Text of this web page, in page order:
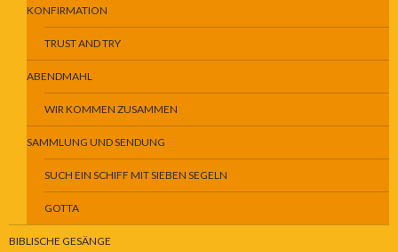
KONFIRMATION
TRUST AND TRY
ABENDMAHL
WIR KOMMEN ZUSAMMEN
SAMMLUNG UND SENDUNG
SUCH EIN SCHIFF MIT SIEBEN SEGELN
GOTTA
BIBLISCHE GESÄNGE